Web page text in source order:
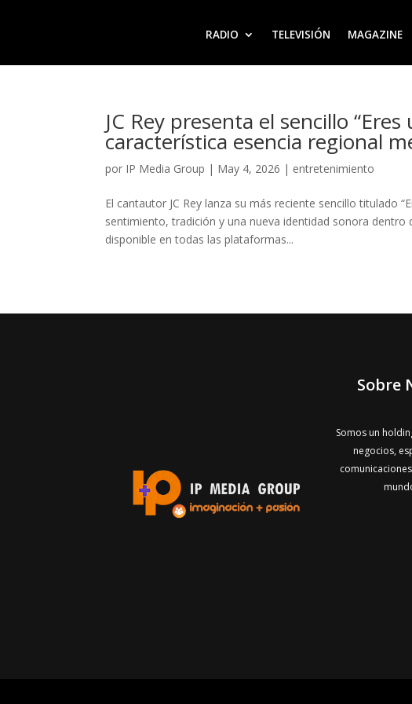
RADIO TELEVISIÓN MAGAZINE
JC Rey presenta el sencillo
característica esencia regional
por IP Media Group | May 4, 2026 | entretenimiento
El cantautor JC Rey lanza su más reciente sencillo titulado
sentimiento, tradición y una nueva identidad sonora
disponible en todas las plataformas...
Sobre
Somos un
negocios,